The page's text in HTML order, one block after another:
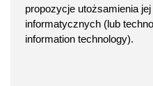
propozycje utożsamienia
informatycznych (lub
information technology).